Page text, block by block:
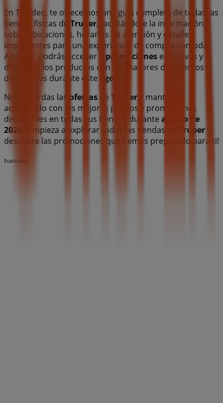
En Tiendeo, te ofrecemos una guía completa de todas las
tiendas físicas de Truper, facilitándote la información
sobre ubicaciones, horarios de atención y detalles
importantes para una experiencia de compra cómoda.
Además, podrás acceder a promociones exclusivas y
descubrir los productos con los mayores descuentos
disponibles durante este
agosto
No te pierdas las ofertas de Truper y mantente
actualizado con los mejores precios y promociones
disponibles en todas sus tiendas durante agosto de
2026
. ¡Empieza a explorar todas las tiendas de Trupery
descubre las promociones que hemos preparado para ti!
Publicidad